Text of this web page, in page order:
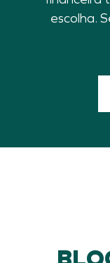
escolha.